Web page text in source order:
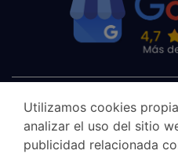
Utilizamos cookies
analizar el uso del sitio
publicidad relacionada